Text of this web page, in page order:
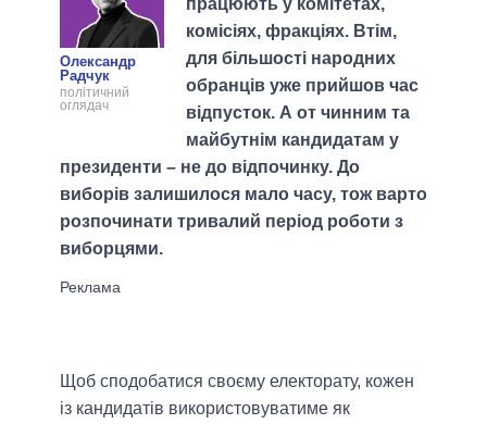
Олександр
Радчук
політичний
оглядач
комісіях, фракціях. Втім,
для більшості народних
обранців уже прийшов час
відпусток. А от чинним та
майбутнім кандидатам у
президенти – не до відпочинку. До
виборів залишилося мало часу, тож варто
розпочинати тривалий період роботи з
виборцями.
Щоб сподобатися своєму електорату, кожен
із кандидатів використовуватиме як